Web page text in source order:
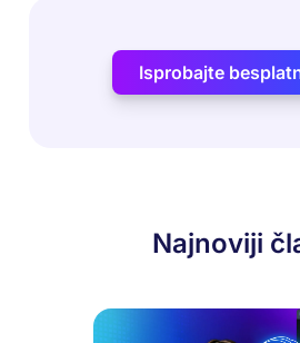
Isprobajte
Najnoviji